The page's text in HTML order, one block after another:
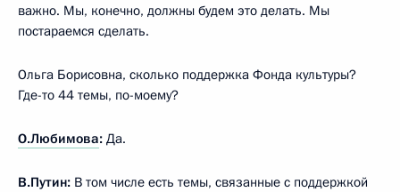
важно. Мы, конечно, должны будем это делать. Мы
постараемся сделать.
Ольга Борисовна, сколько поддержка Фонда культуры?
Где-то 44 темы, по-моему?
О.Любимова: Да.
В.Путин: В том числе есть темы, связанные с поддержкой